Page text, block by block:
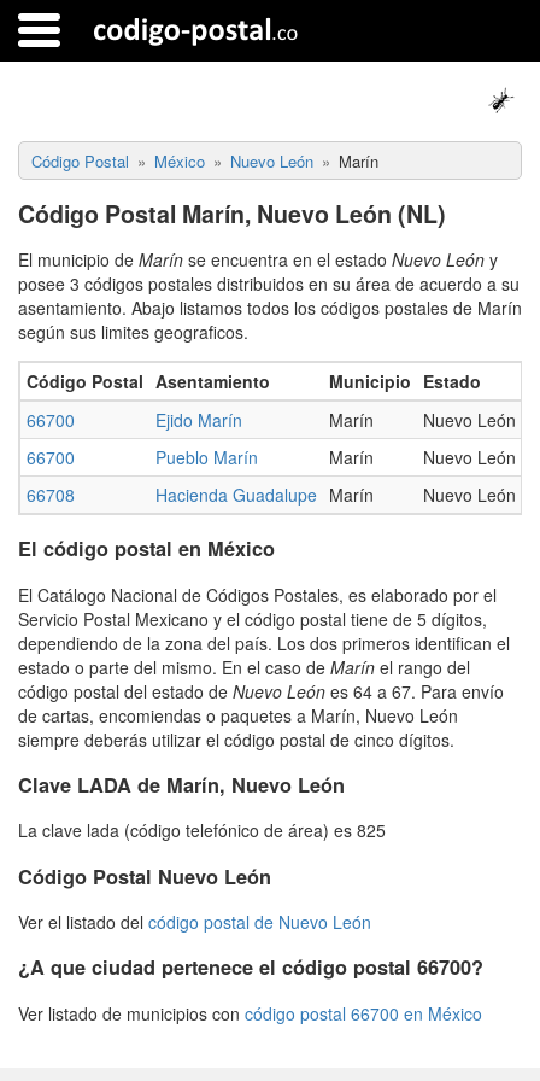
Código Postal México Nuevo León Marín
Código Postal Marín, Nuevo León (NL)
El municipio de Marín se encuentra en el estado Nuevo León y
posee 3 códigos postales distribuidos en su área de acuerdo a su
asentamiento. Abajo listamos todos los códigos postales de Marín
según sus limites geograficos.
Código Postal Asentamiento Municipio Estado
66700
Ejido Marín Marín Nuevo León
66700
Pueblo Marín Marín Nuevo León
66708
Hacienda Guadalupe Marín Nuevo León
El código postal en México
El Catálogo Nacional de Códigos Postales, es elaborado por el
Servicio Postal Mexicano y el código postal tiene de 5 dígitos,
dependiendo de la zona del país. Los dos primeros identifican el
estado o parte del mismo. En el caso de Marín el rango del
código postal del estado de Nuevo León es 64 a 67. Para envío
de cartas, encomiendas o paquetes a Marín, Nuevo León
siempre deberás utilizar el código postal de cinco dígitos.
Clave LADA de Marín, Nuevo León
La clave lada (código telefónico de área) es 825
Código Postal Nuevo León
Ver el listado del código postal de Nuevo León
¿A que ciudad pertenece el código postal 66700?
Ver listado de municipios con código postal 66700 en México